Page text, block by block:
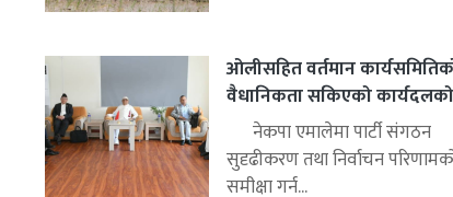
ओलीसहित वर्तमान
वैधानिकता सकिएको कार्यदलको
नेकपा एमालेमा पार्टी संगठन
सुदृढीकरण तथा निर्वाचन
समीक्षा गर्न...